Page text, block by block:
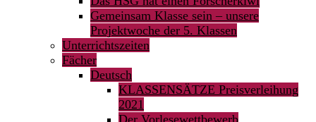
Gemeinsam Klasse sein – unsere
Projektwoche der 5. Klassen
Unterrichtszeiten
Fächer
Deutsch
KLASSENSÄTZE Preisverleihung
2021